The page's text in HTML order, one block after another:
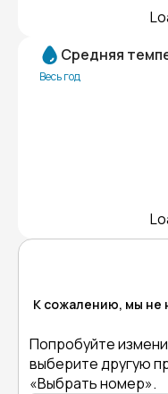
Средняя
Весь год
К сожалению, мы не
Попробуйте
выберите другую
«Выбрать номер».